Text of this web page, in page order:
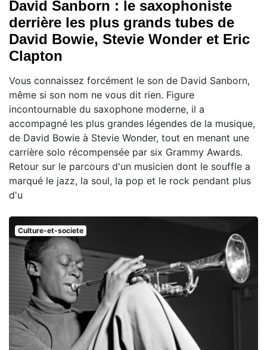
David Sanborn : le saxophoniste
derrière les plus grands tubes de
David Bowie, Stevie Wonder et Eric
Clapton
Vous connaissez forcément le son de David Sanborn,
même si son nom ne vous dit rien. Figure
incontournable du saxophone moderne, il a
accompagné les plus grandes légendes de la musique,
de David Bowie à Stevie Wonder, tout en menant une
carrière solo récompensée par six Grammy Awards.
Retour sur le parcours d'un musicien dont le souffle a
marqué le jazz, la soul, la pop et le rock pendant plus
d'u
Culture-et-societe